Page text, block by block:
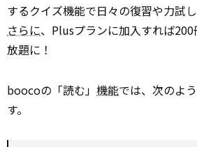
するクイズ機能で日々の復習や力試し
さらに、Plusプランに加入すれば
放題に！
boocoの「読む」 機能では、次のよ
す。